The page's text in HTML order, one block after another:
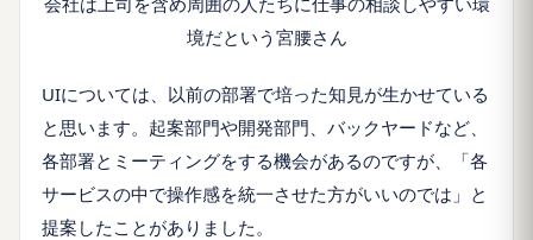
境だという宮腰さん
UIについては、以前の部署で培った知見が生かせている
と思います。起案部門や開発部門、バックヤードなど、
各部署とミーティングをする機会があるのですが、「各
サービスの中で操作感を統一させた方がいいのでは」と
提案したことがありました。